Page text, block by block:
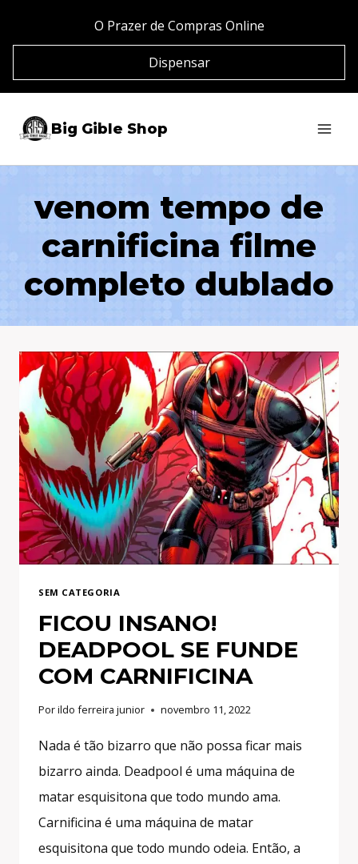
Conteúdo
O Prazer de Compras Online
Dispensar
Big Gible Shop
venom tempo de
carnificina filme
completo dublado
SEM CATEGORIA
FICOU INSANO!
DEADPOOL SE FUNDE
COM CARNIFICINA
Porildo ferreira junior novembro 11, 2022
Nada é tão bizarro que não possa ficar mais
bizarro ainda. Deadpool é uma máquina de
matar esquisitona que todo mundo ama.
Carnificina é uma máquina de matar
esquisitona que todo mundo odeia. Então, a